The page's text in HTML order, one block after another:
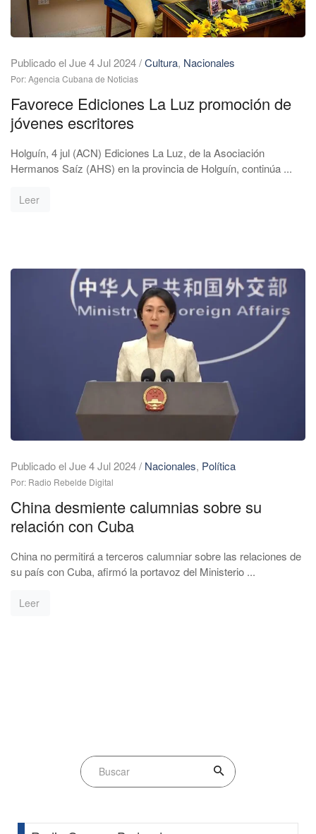
Publicado el Jue 4 Jul 2024/Cultura, Nacionales
Por: Agencia Cubana de Noticias
Favorece Ediciones La Luz promoción de
jóvenes escritores
Holguín, 4 jul (ACN) Ediciones La Luz, de la Asociación
Hermanos Saíz (AHS) en la provincia de Holguín, continúa ...
Leer
Publicado el Jue 4 Jul 2024/ Nacionales, Política
Por: Radio Rebelde Digital
China desmiente calumnias sobre su
relación con Cuba
China no permitirá a terceros calumniar sobre las relaciones de
su país con Cuba, afirmó la portavoz del Ministerio ...
Leer